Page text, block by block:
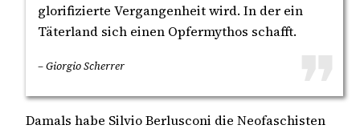
glorifizierte Vergangenheit wird. In der ein
Täterland sich einen Opfermythos schafft.
– Giorgio Scherrer
Damals habe Silvio Berlusconi die Neofaschisten